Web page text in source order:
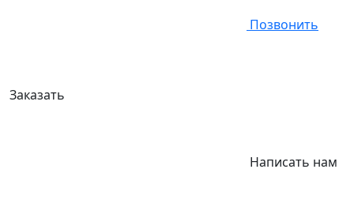
Позвонить
Заказать
Написать нам